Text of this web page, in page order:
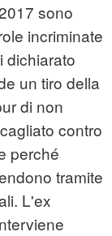
sono
incriminate
dichiarato
un tiro della
di non
contro
perché
tramite
L'ex